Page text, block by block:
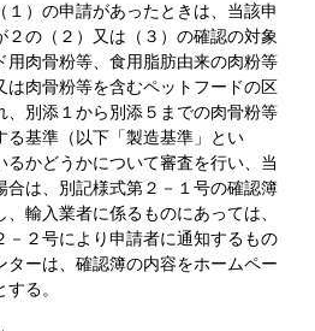
１）の申請があったときは、当該申
２の（２）又は（３）の確認の対象
用肉骨粉等、食用脂肪由来の肉粉等
は肉骨粉等を含むペットフードの区
、別添１から別添５までの肉骨粉等
る基準（以下「製造基準」とい
るかどうかについて審査を行い、当
合は、別記様式第２－１号の確認簿
輸入業者に係るものにあっては、
－２号により申請者に通知するもの
ターは、確認簿の内容をホームペー
る。